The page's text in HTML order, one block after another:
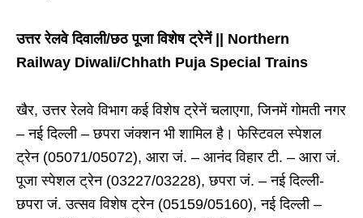
उत्तर रेलवे दिवाली/छठ पूजा विशेष ट्रेनें || Northern
Railway Diwali/Chhath Puja Special Trains
खैर, उत्तर रेलवे विभाग कई विशेष ट्रेनें चलाएगा, जिनमें गोमती नगर
– नई दिल्ली – छपरा जंक्शन भी शामिल है। फेस्टिवल स्पेशल
ट्रेन (05071/05072), आरा जं. – आनंद विहार टी. – आरा जं.
पूजा स्पेशल ट्रेन (03227/03228), छपरा जं. – नई दिल्ली-
छपरा जं. उत्सव विशेष ट्रेन (05159/05160), नई दिल्ली –